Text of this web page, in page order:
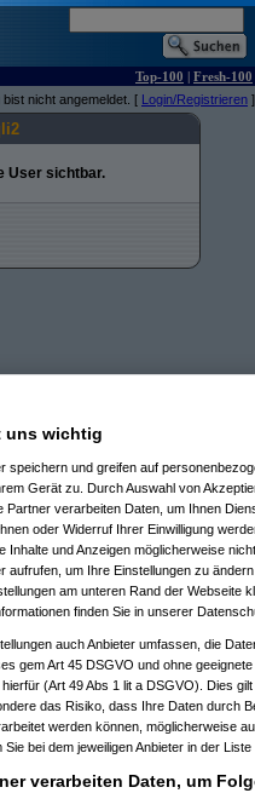
Top-100 | Fresh-100
bist nicht angemeldet. [ Login/Registrieren ]
User sichtbar.
uns wichtig
speichern und greifen auf
Gerät zu. Durch Auswahl von
Partner verarbeiten Daten, um Ihnen
oder Widerruf Ihrer Einwilligung
Inhalte und Anzeigen möglicherweise
aufrufen, um Ihre Einstellungen zu
am unteren Rand der Webseite
finden Sie in unserer
auch Anbieter umfassen, die
gem Art 45 DSGVO und ohne
(Art 49 Abs 1 lit a DSGVO). Dies
das Risiko, dass Ihre Daten durch
werden können, möglicherweise
bei dem jeweiligen Anbieter in der
verarbeiten Daten, um